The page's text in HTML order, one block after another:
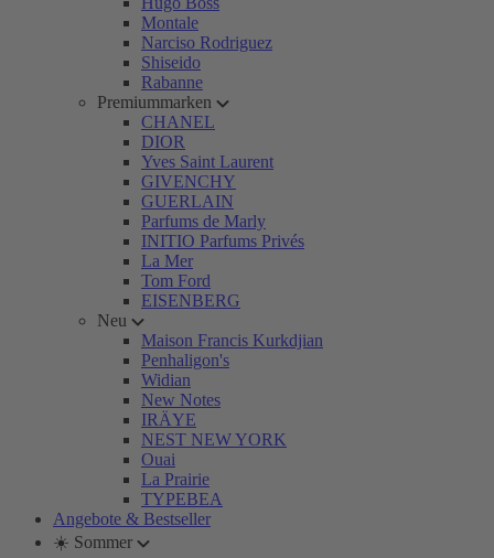
Montale
Narciso Rodriguez
Shiseido
Rabanne
Premiummarken
CHANEL
DIOR
Yves Saint Laurent
GIVENCHY
GUERLAIN
Parfums de Marly
INITIO Parfums Privés
La Mer
Tom Ford
EISENBERG
Neu
Maison Francis Kurkdjian
Penhaligon's
Widian
New Notes
IRÄYE
NEST NEW YORK
Ouai
La Prairie
TYPEBEA
Angebote & Bestseller
☀️ Sommer